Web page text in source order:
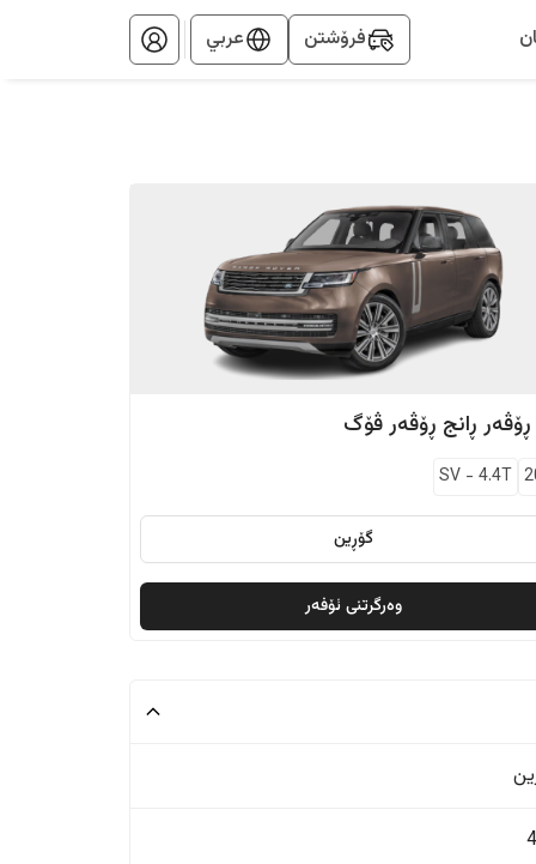
فرۆشتن عربي
ڕۆڤەر ڕانج ڕۆڤەر ڤۆگ
SV- 4.4T
گۆڕین
وەرگرتنی ئۆفەر